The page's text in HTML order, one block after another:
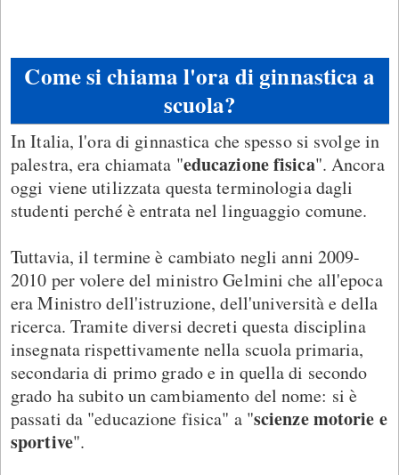
Come si chiama l'ora di ginnastica a
scuola?
In Italia, l'ora di ginnastica che spesso si svolge in
palestra, era chiamata "educazione fisica". Ancora
oggi viene utilizzata questa terminologia dagli
studenti perché è entrata nel linguaggio comune.
Tuttavia, il termine è cambiato negli anni 2009-
2010 per volere del ministro Gelmini che all'epoca
era Ministro dell'istruzione, dell'università e della
ricerca. Tramite diversi decreti questa disciplina
insegnata rispettivamente nella scuola primaria,
secondaria di primo grado e in quella di secondo
grado ha subito un cambiamento del nome: si è
passati da "educazione fisica" a "scienze motorie e
sportive".